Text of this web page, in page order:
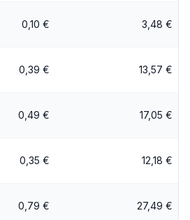
0,10 € 3,48 €
0,39 € 13,57 €
0,49 € 17,05 €
0,35 € 12,18 €
0,79 € 27,49 €